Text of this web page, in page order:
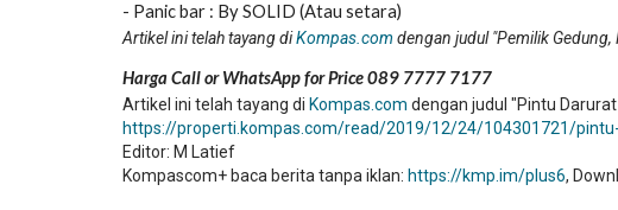
- Panic bar : By SOLID (Atau setara)
Artikel ini telah tayang diKompas.com dengan judul "Pemilik
Harga Call or WhatsApp for Price 089 7777 7177
Artikel ini telah tayang di Kompas.com dengan judul "Pintu
https://properti.kompas.com/read/2019/12/24/104301721/
Editor: M Latief
Kompascom+ baca berita tanpa iklan: https://kmp.im/plus6,